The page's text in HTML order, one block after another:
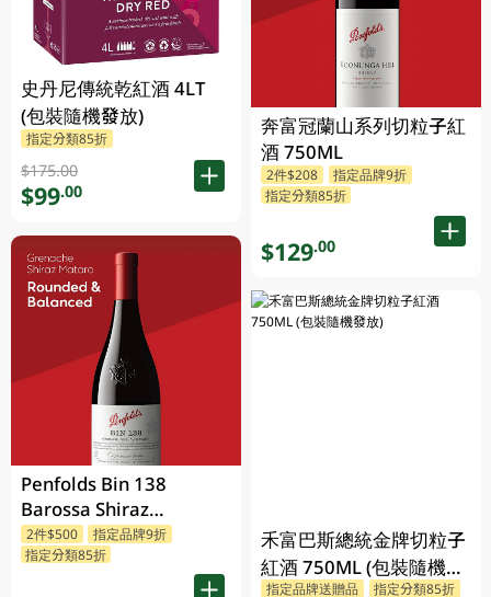
史丹尼傳統乾紅酒 4LT
(包裝隨機發放)
指定分類85折
$175.00
$99.00
Penfolds Bin 138
Barossa Shiraz
Grenache Mataro
750ML
2件$500
指定品牌9折
指定分類85折
奔富冠蘭山系列切粒子紅
酒 750ML
2件$208
指定品牌9折
指定分類85折
$129.00
禾富巴斯總統金牌切粒子
紅酒 750ML (包裝隨機發
指定品牌送贈品 指定分類85折